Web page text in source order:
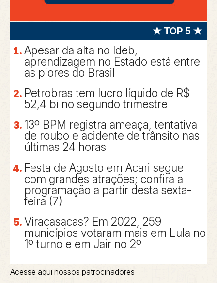
★ TOP 5 ★
Apesar da alta no Ideb,
aprendizagem no Estado está entre
as piores do Brasil
Petrobras tem lucro líquido de R$
52,4 bi no segundo trimestre
13º BPM registra ameaça, tentativa
de roubo e acidente de trânsito nas
últimas 24 horas
Festa de Agosto em Acari segue
com grandes atrações; confira a
programação a partir desta sexta-
feira (7)
Viracasacas? Em 2022, 259
municípios votaram mais em Lula no
1º turno e em Jair no 2º
Acesse aqui nossos patrocinadores